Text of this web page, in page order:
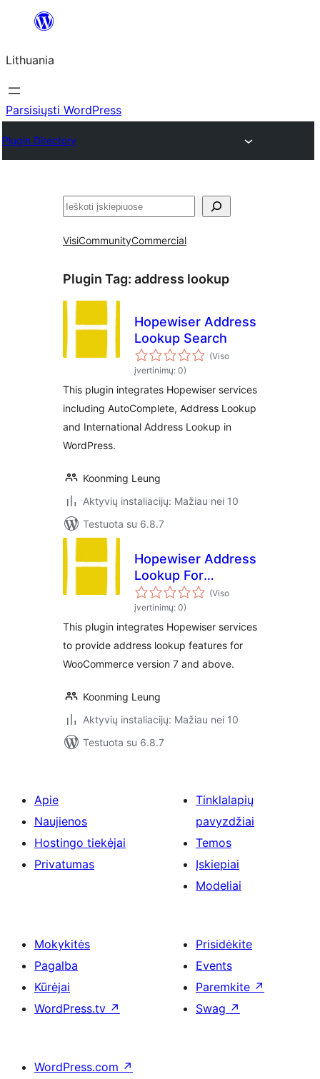
turinio
Lithuania
Parsisiųsti WordPress
Plugin Directory
Paieška
VisiCommunityCommercial
Plugin Tag: address lookup
Hopewiser Address
Lookup Search
(Viso
įvertinimų: 0)
This plugin integrates Hopewiser services
including AutoComplete, Address Lookup
and International Address Lookup in
WordPress.
Koonming Leung
Aktyvių instaliacijų: Mažiau nei 10
Testuota su 6.8.7
Hopewiser Address
Lookup For
WooCommerce
(Viso
įvertinimų: 0)
This plugin integrates Hopewiser services
to provide address lookup features for
WooCommerce version 7 and above.
Koonming Leung
Aktyvių instaliacijų: Mažiau nei 10
Testuota su 6.8.7
Apie
Naujienos
Hostingo tiekėjai
Privatumas
Tinklalapių
pavyzdžiai
Temos
Įskiepiai
Modeliai
Mokykitės
Pagalba
Kūrėjai
WordPress.tv ↗
Prisidėkite
Events
Paremkite ↗
Swag ↗
WordPress.com ↗